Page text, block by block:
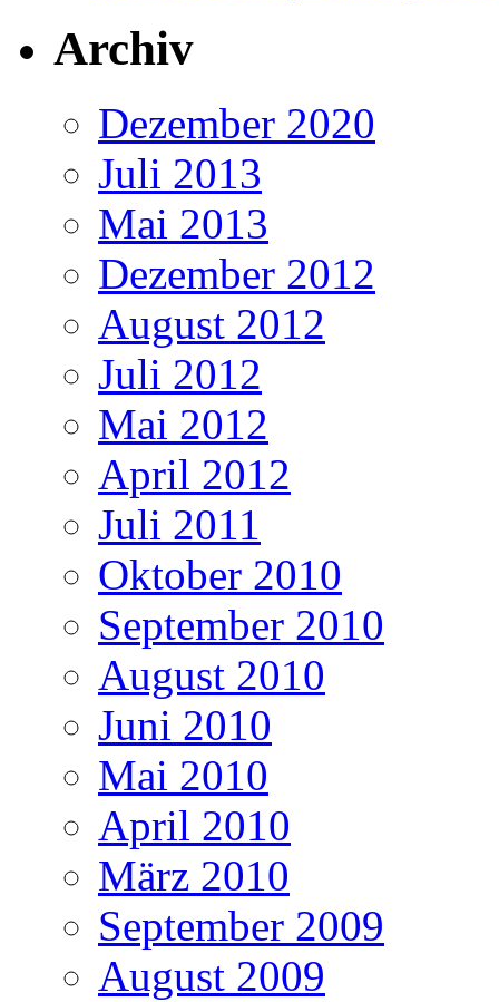
Archiv
Dezember 2020
Juli 2013
Mai 2013
Dezember 2012
August 2012
Juli 2012
Mai 2012
April 2012
Juli 2011
Oktober 2010
September 2010
August 2010
Juni 2010
Mai 2010
April 2010
März 2010
September 2009
August 2009